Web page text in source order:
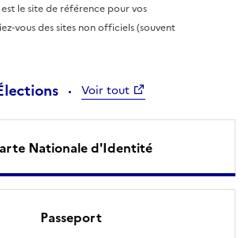
le site de référence pour vos
vous des sites non officiels (souvent
Voir tout
Nationale d'Identité
Passeport